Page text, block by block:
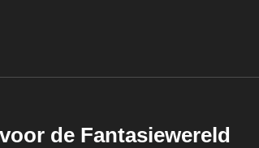
de Fantasiewereld